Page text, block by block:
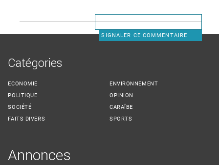
SIGNALER CE COMMENTAIRE
Catégories
ECONOMIE
POLITIQUE
SOCIÉTÉ
FAITS DIVERS
ENVIRONNEMENT
OPINION
CARAÏBE
SPORTS
Annonces